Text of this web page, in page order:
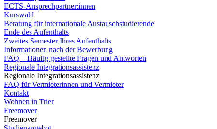
ECTS-Ansprechpartner:innen
Kurswahl
Beratung für internationale Austauschstudierende
Ende des Aufenthalts
Zweites Semester Ihres Aufenthalts
Informationen nach der Bewerbung
FAQ – Häufig gestellte Fragen und Antworten
Regionale Integrationsassistenz
Regionale Integrationsassistenz
FAQ für Vermieterinnen und Vermieter
Kontakt
Wohnen in Trier
Freemover
Freemover